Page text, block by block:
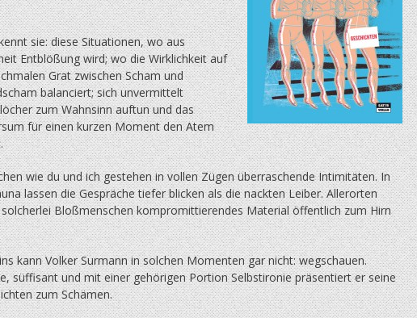
sie: diese Situationen, wo aus
Entblößung wird; wo die Wirklichkeit auf
Grat zwischen Scham und
balanciert; sich unvermittelt
zum Wahnsinn auftun und das
für einen kurzen Moment den Atem
wie du und ich gestehen in vollen Zügen überraschende Intimitäten. In
lassen die Gespräche tiefer blicken als die nackten Leiber. Allerorten
Bloßmenschen kompromittierendes Material öffentlich zum Hirn
kann Volker Surmann in solchen Momenten gar nicht: wegschauen.
süffisant und mit einer gehörigen Portion Selbstironie präsentiert er seine
zum Schämen.